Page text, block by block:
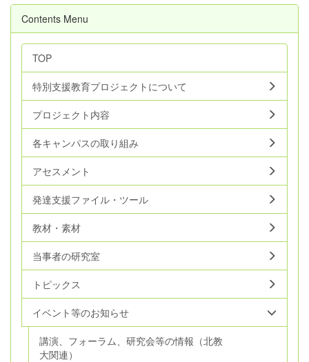
Contents Menu
TOP
特別支援教育プロジェクトについて
プロジェクト内容
各キャンパスの取り組み
アセスメント
発達支援ファイル・ツール
教材・素材
当事者の研究室
トピックス
イベント等のお知らせ
講演、フォーラム、研究会等の情報（北教
大関連）